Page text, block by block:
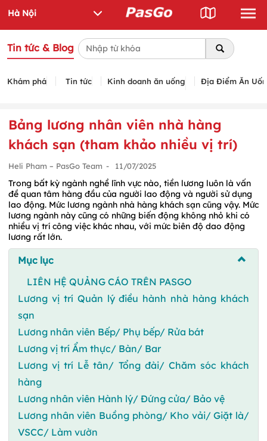
Tin tức & Blog
Khám phá Tin tức Kinh doanh ăn uống Địa Điểm Ăn
Bảng lương nhân viên nhà hàng
khách sạn (tham khảo nhiều vị trí)
Heli Pham – PasGo Team - 11/07/2025
Trong bất kỳ ngành nghề lĩnh vực nào, tiền lương luôn là vấn
đề quan tâm hàng đầu của người lao động và người sử dụng
lao động. Mức lương ngành nhà hàng khách sạn cũng vậy. Mức
lương ngành này cũng có những biến động không nhỏ khi có
nhiều vị trí công việc khác nhau, với mức biên độ dao động
lương rất lớn.
Mục lục
LIÊN HỆ QUẢNG CÁO TRÊN PASGO
Lương vị trí Quản lý điều hành nhà hàng khách
sạn
Lương nhân viên Bếp/ Phụ bếp/ Rửa bát
Lương vị trí Ẩm thực/ Bàn/ Bar
Lương vị trí Lễ tân/ Tổng đài/ Chăm sóc khách
hàng
Lương nhân viên Hành lý/ Đứng cửa/ Bảo vệ
Lương nhân viên Buồng phòng/ Kho vải/ Giặt là/
VSCC/ Làm vườn